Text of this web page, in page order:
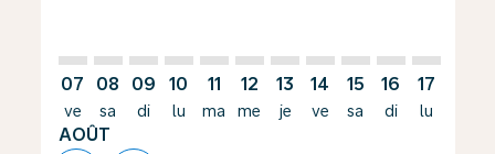
07
ve
AOÛT
08
sa
09
di
10
lu
11
ma
12
me
13
je
14
ve
15
sa
16
di
17
lu